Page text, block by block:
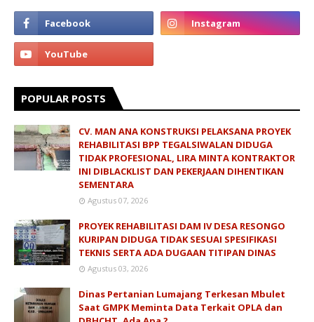
POPULAR POSTS
CV. MAN ANA KONSTRUKSI PELAKSANA PROYEK
REHABILITASI BPP TEGALSIWALAN DIDUGA
TIDAK PROFESIONAL, LIRA MINTA KONTRAKTOR
INI DIBLACKLIST DAN PEKERJAAN DIHENTIKAN
SEMENTARA
Agustus 07, 2026
PROYEK REHABILITASI DAM IV DESA RESONGO
KURIPAN DIDUGA TIDAK SESUAI SPESIFIKASI
TEKNIS SERTA ADA DUGAAN TITIPAN DINAS
Agustus 03, 2026
Dinas Pertanian Lumajang Terkesan Mbulet
Saat GMPK Meminta Data Terkait OPLA dan